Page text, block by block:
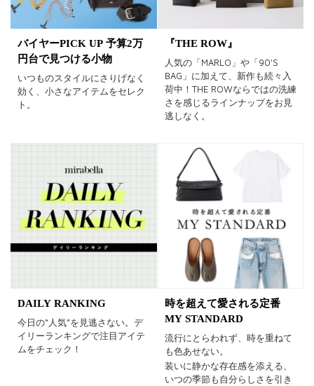
バイヤーPICK UP 予算2万
円台で見つける小物
いつものスタイルにさりげなく
効く、小さなアイテムをセレク
ト。
『THE ROW』
人気の「MARLO」や「90'S
BAG」に加えて、新作も続々入
荷中！THE ROWならではの洗練
さを感じるラインナップをお見
逃しなく。
DAILY RANKING
今日の“人気”を見逃さない。デ
イリーランキングで注目アイテ
ムをチェック！
時を超えて愛される定番
MY STANDARD
流行にとらわれず、時を重ねて
も色あせない。
装いに静かな存在感を添える、
いつの季節も自分らしさを引き